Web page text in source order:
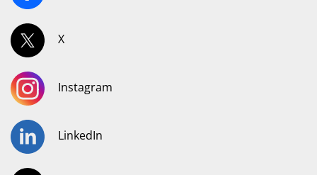
X
Instagram
LinkedIn